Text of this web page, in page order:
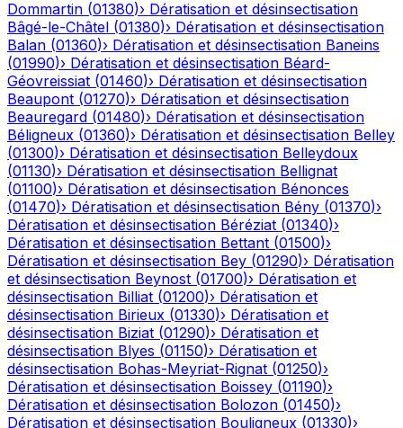
Dommartin (01380)› Dératisation et désinsectisation
Bâgé-le-Châtel (01380)› Dératisation et désinsectisation
Balan (01360)› Dératisation et désinsectisation Baneins
(01990)› Dératisation et désinsectisation Béard-
Géovreissiat (01460)› Dératisation et désinsectisation
Beaupont (01270)› Dératisation et désinsectisation
Beauregard (01480)› Dératisation et désinsectisation
Béligneux (01360)› Dératisation et désinsectisation Belley
(01300)› Dératisation et désinsectisation Belleydoux
(01130)› Dératisation et désinsectisation Bellignat
(01100)› Dératisation et désinsectisation Bénonces
(01470)› Dératisation et désinsectisation Bény (01370)›
Dératisation et désinsectisation Béréziat (01340)›
Dératisation et désinsectisation Bettant (01500)›
Dératisation et désinsectisation Bey (01290)› Dératisation
et désinsectisation Beynost (01700)› Dératisation et
désinsectisation Billiat (01200)› Dératisation et
désinsectisation Birieux (01330)› Dératisation et
désinsectisation Biziat (01290)› Dératisation et
désinsectisation Blyes (01150)› Dératisation et
désinsectisation Bohas-Meyriat-Rignat (01250)›
Dératisation et désinsectisation Boissey (01190)›
Dératisation et désinsectisation Bolozon (01450)›
Dératisation et désinsectisation Bouligneux (01330)›